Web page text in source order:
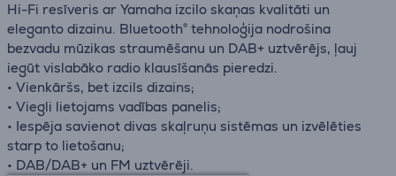
Hi-Fi resīveris ar Yamaha izcilo skaņas kvalitāti un
eleganto dizainu. Bluetooth® tehnoloģija nodrošina
bezvadu mūzikas straumēšanu un DAB+ uztvērējs, ļauj
iegūt vislabāko radio klausīšanās pieredzi.
• Vienkāršs, bet izcils dizains;
• Viegli lietojams vadības panelis;
• Iespēja savienot divas skaļruņu sistēmas un izvēlēties
starp to lietošanu;
• DAB/DAB+ un FM uztvērēji.